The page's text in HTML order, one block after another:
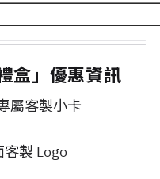
盒」優惠資訊
屬客製小卡
製 Logo